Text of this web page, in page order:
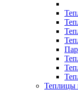
Теплицы